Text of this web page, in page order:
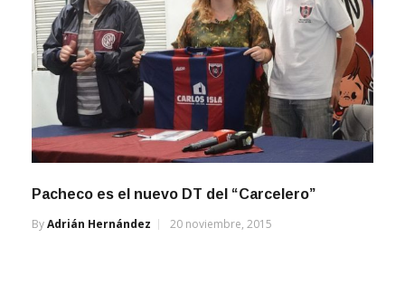
Pacheco es el nuevo DT del “Carcelero”
ByAdrián Hernández 20 noviembre, 2015